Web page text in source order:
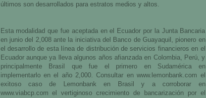
últimos son desarrollados para estratos medios y altos.
Esta modalidad que fue aceptada en el Ecuador por la Junta Bancaria
en junio del 2,008 ante la iniciativa del Banco de Guayaquil, pionero en
el desarrollo de esta línea de distribución de servicios financieros en el
Ecuador aunque ya lleva algunos años afianzada en Colombia, Perú, y
principalmente Brasil que fue el primero en Sudamérica en
implementarlo en el año 2,000. Consultar en www.lemonbank.com el
exitoso caso de Lemonbank en Brasil y a corroborar en
www.viabcp.com el vertiginoso crecimiento de bancarización por el